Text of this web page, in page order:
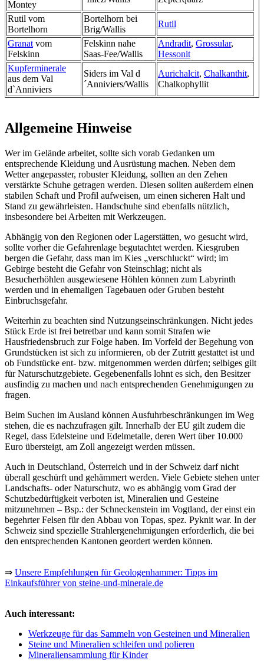
Montey
Rutil vom
Bortelhorn
Bortelhorn bei
Brig/Wallis
Rutil
Granatvom
Felskinn
Felskinn nahe
Saas-Fee/Wallis
Andradit, Grossular,
Hessonit
Kupferminerale
aus dem Val
d`Anniviers
Siders im Val d
´Anniviers/Wallis
Aurichalcit, Chalkanthit,
Chalkophyllit
Allgemeine Hinweise
Wer im Gelände arbeitet, sollte sich vorab Gedanken um
entsprechende Kleidung und Ausrüstung machen. Neben dem
Wetter angepasster, robuster Kleidung, sollten an den Zehen
verstärkte Schuhe getragen werden. Diesen sollten außerdem einen
stabilen Schaft und Profil aufweisen, um einen sicheren Halt und
Stand zu gewährleisten. Handschuhe sind ebenfalls nützlich,
insbesondere bei Arbeiten mit Werkzeugen.
Abhängig von den Regionen oder Lagerstätten, wo gesucht wird,
sollte vorher die Gefahrenlage begutachtet werden. Kiesgruben
bergen die Gefahr, dass man im Kies „verschluckt“ wird; im
Gebirge besteht die Gefahr von Steinschlag; nicht als
Besucherhöhlen ausgewiesene Höhlen können zum Labyrinth
werden und in ehemaligen Tagebauen oder Gruben besteht
Einbruchsgefahr.
Weiterhin zu beachten sind Nutzungseinschränkungen. Nicht jedes
Stück Erde ist frei betretbar und kann somit Strafen wie
Hausfriedensbruch zur Folge haben. Im Vorfeld der Begehung von
Grundstücken ist sich zu informieren, ob der Zutritt gestattet ist und
ob Fundstücke ent- bzw. mitgenommen werden dürfen; selbiges gilt
für Naturschutzgebiete. Gegebenenfalls lohnt es sich, den Besitzer
ausfindig zu machen und nach entsprechenden Genehmigungen zu
fragen.
Beim Suchen im Ausland können Ausfuhrbeschränkungen im Weg
stehen, die es nachzufragen gilt. Innerhalb der EU gilt zudem die
Regel, dass Edelsteine und Edelmetalle, deren Wert über 10.000
Euro übersteigt, am Zoll angezeigt werden müssen.
Auch in Deutschland, Österreich und in der Schweiz darf nicht
überall geschürft und gehämmert werden. Viele Gebiete stehen unter
Landschafts- oder Naturschutz, wo es abhängig vom Grad der
Schutzbedürftigkeit verboten ist, Mineralien und Gesteine
mitzunehmen – Bsp.: der Schneckenstein im Vogtland, der einst ein
begehrter Felsen für den Abbau von Topas, spez. Pyknit war. In der
Schweiz sind spezielle Strahlergenehmigungen erforderlich, die bei
den entsprechenden Kantonen geordert werden können.
⇒ Unsere Empfehlungen für Geologenhammer: Tipps im
Einkaufsführer von steine-und-minerale.de
Auch interessant:
Werkzeuge für das Sammeln von Gesteinen und Mineralien
Steine und Mineralien schleifen und polieren
Mineraliensammlung für Kinder